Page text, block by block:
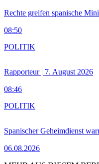
Rechte greifen spanische
08:50
Rapporteur | 7. August 2026
08:46
POLITIK
Spanischer Geheimdienst
06.08.2026
POLITIK